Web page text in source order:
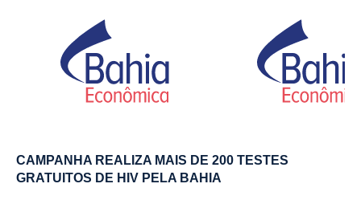
CAMPANHA REALIZA MAIS DE 200 TESTES
GRATUITOS DE HIV PELA BAHIA